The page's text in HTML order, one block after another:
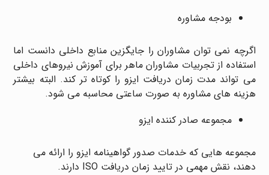
بودجه مشاوره
اگرچه نمی توان مشاوران را جایگزین منابع داخلی دانست اما
استفاده از تجربیات مشاوران ماهر برای آموزش نیروهای داخلی
می تواند مدت زمان دریافت ایزو را کوتاه تر کند. البته بیشتر
هزینه های مشاوره به صورت ساعتی محاسبه می شود.
مجموعه صادر کننده ایزو
مجموعه هایی که خدمات صدور گواهینامه ایزو را ارائه می
دهند، نقش مهمی در تایید زمان دریافت ISO دارند.